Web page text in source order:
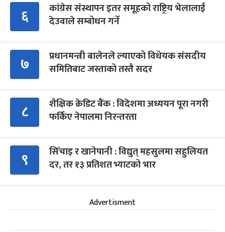
६
कांग्रेस संस्थापन इतर समूहको राष्ट्रिय भेलालाई
देउवाले सम्बोधन गर्ने
७
प्रधानमन्त्री बालेनले ल्याएको विधेयक संसदीय
समितिबाट जस्ताको तस्तै सदर
८
शैक्षिक क्रेडिट बैंक : विदेशमा अध्ययन पूरा नगरी
फर्किए नेपालमा निरन्तरता
९
सिँचाइ र खानेपानी : विद्युत् महसुलमा सहुलियत
दर, तर १३ प्रतिशत भ्याटको भार
Advertisment